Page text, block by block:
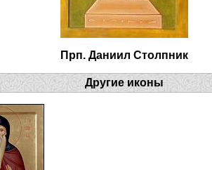
Прп. Даниил Столпник
Другие иконы